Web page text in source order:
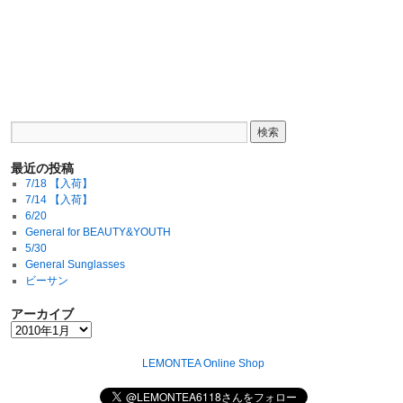
最近の投稿
7/18 【入荷】
7/14 【入荷】
6/20
General for BEAUTY&YOUTH
5/30
General Sunglasses
ビーサン
アーカイブ
LEMONTEA Online Shop